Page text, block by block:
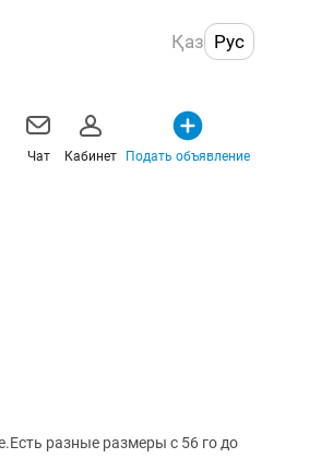
Қаз Рус
Чат Кабинет Подать объявление
разные размеры с 56 го до